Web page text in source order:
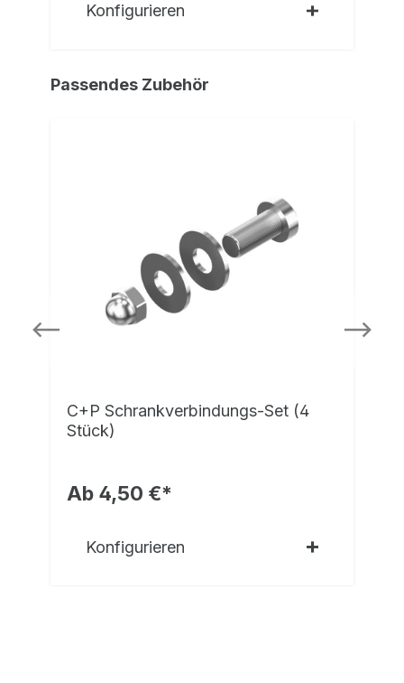
Konfigurieren
Passendes Zubehör
C+P Schrankverbindungs-Set (4
Stück)
Ab 4,50 €*
Konfigurieren